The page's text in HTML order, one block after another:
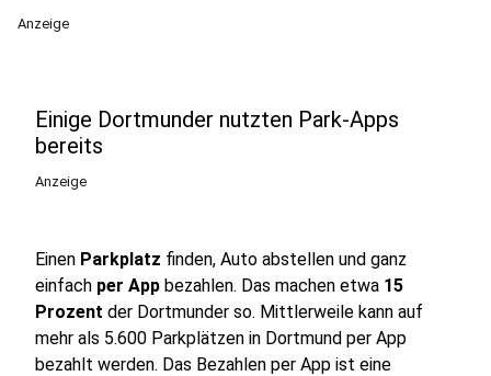
Anzeige
Einige Dortmunder nutzten Park-Apps
bereits
Anzeige
Einen Parkplatz finden, Auto abstellen und ganz
einfach per App bezahlen. Das machen etwa 15
Prozent der Dortmunder so. Mittlerweile kann auf
mehr als 5.600 Parkplätzen in Dortmund per App
bezahlt werden. Das Bezahlen per App ist eine